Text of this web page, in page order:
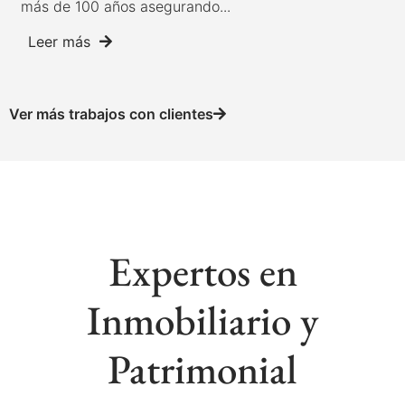
más de 100 años asegurando...
Leer más
Ver más trabajos con clientes
Expertos en
Inmobiliario y
Patrimonial